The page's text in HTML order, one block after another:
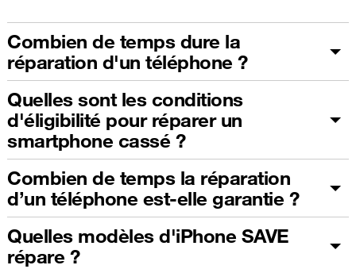
Combien de temps dure la
réparation d'un téléphone ?
Quelles sont les conditions
d'éligibilité pour réparer un
smartphone cassé ?
Combien de temps la réparation
d’un téléphone est-elle garantie ?
Quelles modèles d'iPhone SAVE
répare ?